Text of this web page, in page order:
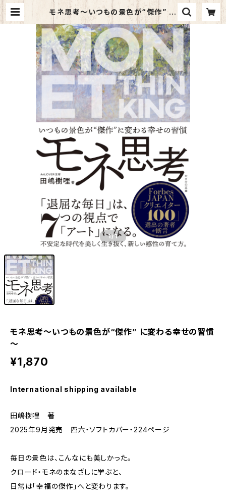
モネ思考～いつもの景色が“傑作” に
変わる幸せの習慣～ | kazahino
1/1
モネ思考～いつもの景色が“傑作” に変わる幸せの習慣
～
¥1,870
International shipping available
田嶋樹哩 著
2025年9月発売 四六・ソフトカバー・224ページ
毎日の景色は、こんなにも美しかった――。
クロード・モネのまなざしに学ぶと、
日常は「幸福の傑作」へと変わります。